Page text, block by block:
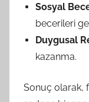
Sosyal
becerileri
Duygusal
kazanma.
Sonuç olarak,